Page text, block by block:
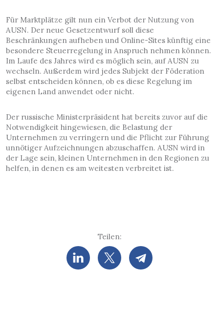
Für Marktplätze gilt nun ein Verbot der Nutzung von
AUSN. Der neue Gesetzentwurf soll diese
Beschränkungen aufheben und Online-Sites künftig eine
besondere Steuerregelung in Anspruch nehmen können.
Im Laufe des Jahres wird es möglich sein, auf AUSN zu
wechseln. Außerdem wird jedes Subjekt der Föderation
selbst entscheiden können, ob es diese Regelung im
eigenen Land anwendet oder nicht.
Der russische Ministerpräsident hat bereits zuvor auf die
Notwendigkeit hingewiesen, die Belastung der
Unternehmen zu verringern und die Pflicht zur Führung
unnötiger Aufzeichnungen abzuschaffen. AUSN wird in
der Lage sein, kleinen Unternehmen in den Regionen zu
helfen, in denen es am weitesten verbreitet ist.
Teilen: